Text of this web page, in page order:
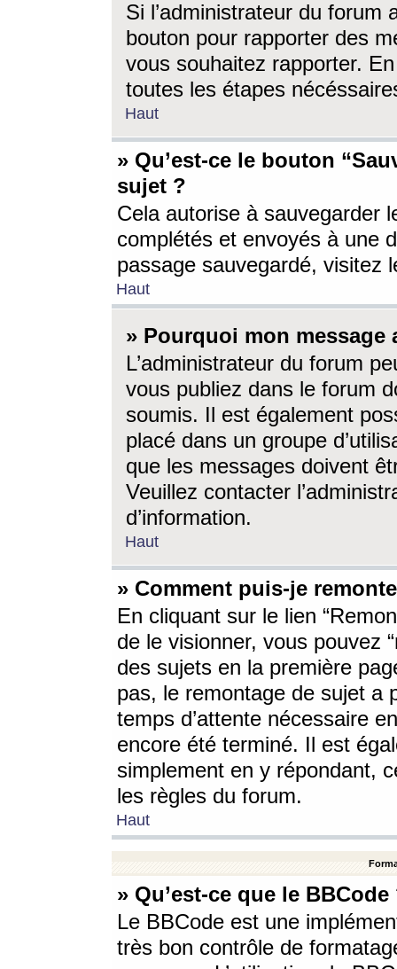
Si l’administrateur du forum
bouton pour rapporter des
vous souhaitez rapporter.
toutes les étapes
Haut
» Qu’est-ce le bouton
sujet ?
Cela autorise à sauvegarder
complétés et envoyés à une
passage sauvegardé, visitez
Haut
» Pourquoi mon message
L’administrateur du forum
vous publiez dans le forum
soumis. Il est également
placé dans un groupe
que les messages doivent
Veuillez contacter
d’information.
Haut
» Comment puis-je
En cliquant sur le lien
de le visionner, vous pouvez
des sujets en la première
pas, le remontage de sujet a
temps d’attente nécessaire
encore été terminé. Il est
simplement en y répondant,
les règles du forum.
Haut
» Qu’est-ce que le BBCode
Le BBCode est une
très bon contrôle de